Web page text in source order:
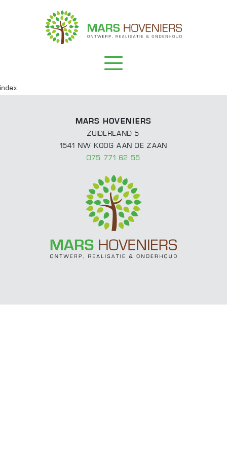
Moderne tuinen
Overkappingen
Onderhoud
Ontwerp
Realisatie
Over ons
Contact
index
MARS HOVENIERS
ZUIDERLAND 5
1541 NW KOOG AAN DE ZAAN
075 771 62 55